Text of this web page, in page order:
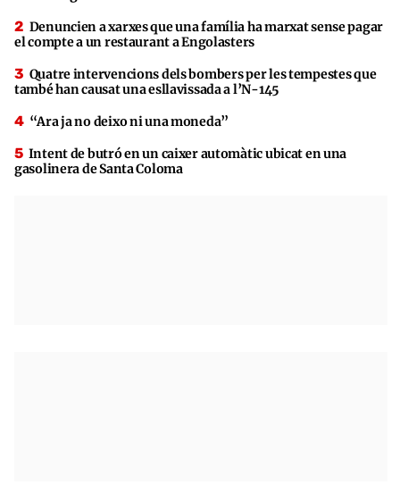
Denuncien a xarxes que una família ha marxat sense pagar
el compte a un restaurant a Engolasters
Quatre intervencions dels bombers per les tempestes que
també han causat una esllavissada a l’N-145
“Ara ja no deixo ni una moneda”
Intent de butró en un caixer automàtic ubicat en una
gasolinera de Santa Coloma